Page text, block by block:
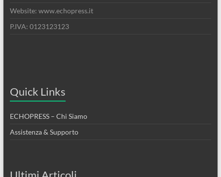
Website: www.echopress.it
P.IVA: 0123123123
Quick Links
ECHOPRESS – Chi Siamo
Assistenza & Supporto